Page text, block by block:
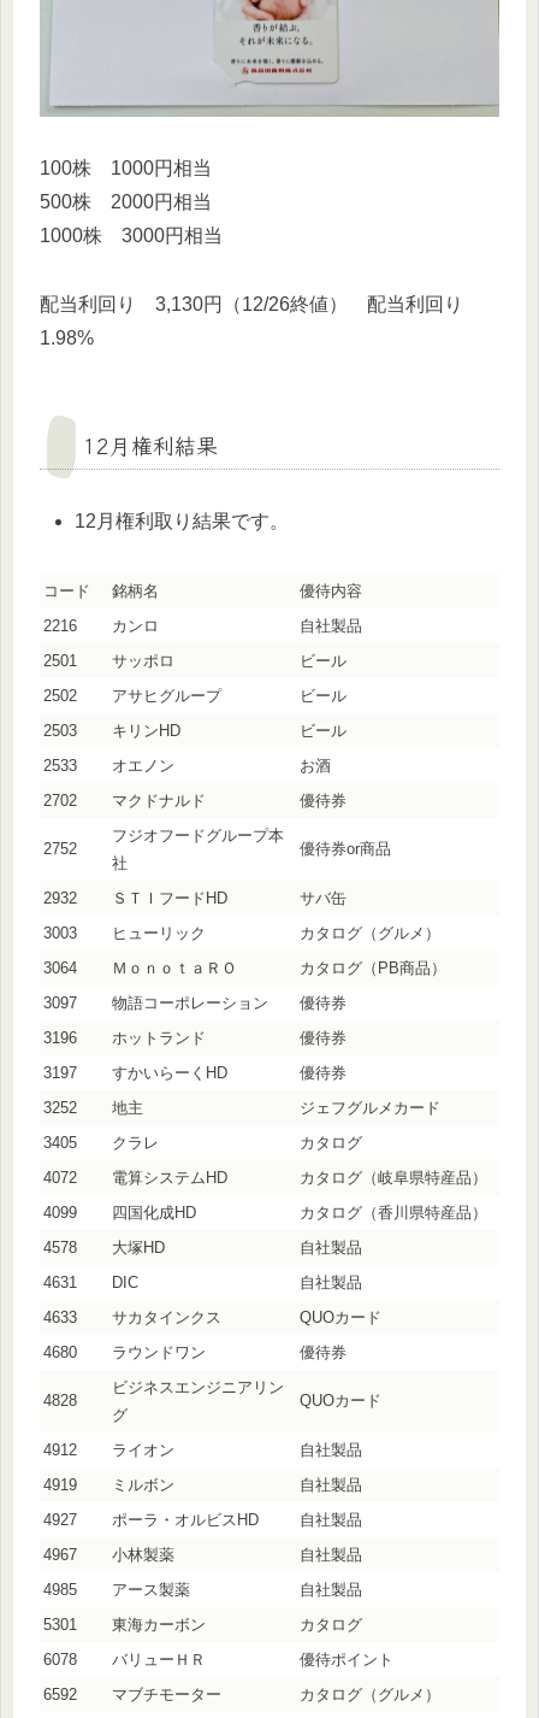
100株 1000円相当
500株 2000円相当
1000株 3000円相当
配当利回り 3,130円（12/26終値） 配当利回り
1.98%
12月権利結果
12月権利取り結果です。
コード 銘柄名
優待内容
2216
カンロ
自社製品
2501
サッポロ
ビール
2502
アサヒグループ
ビール
2503
キリンHD
ビール
2533
オエノン
お酒
2702
マクドナルド 優待券
2752
フジオフードグループ本
社
優待券or商品
2932 ＳＴＩフードHD
サバ缶
3003
ヒューリック
カタログ（グルメ）
3064
ＭｏｎｏｔａＲＯ
カタログ（PB商品）
3097
物語コーポレーション
優待券
3196
ホットランド
優待券
3197
すかいらーくHD
優待券
3252
地主
ジェフグルメカード
3405
クラレ
カタログ
4072
電算システムHD
カタログ（岐阜県特産品）
4099
四国化成HD
カタログ（香川県特産品）
4578
大塚HD
自社製品
4631
DIC
自社製品
4633
サカタインクス
QUOカード
4680
ラウンドワン 優待券
4828
ビジネスエンジニアリン
グ
QUOカード
4912 ライオン
自社製品
4919
ミルボン
自社製品
4927
ポーラ・オルビスHD
自社製品
4967
小林製薬
自社製品
4985
アース製薬
自社製品
5301
東海カーボン
カタログ
6078
バリューＨＲ
優待ポイント
6592
マブチモーター カタログ（グルメ）